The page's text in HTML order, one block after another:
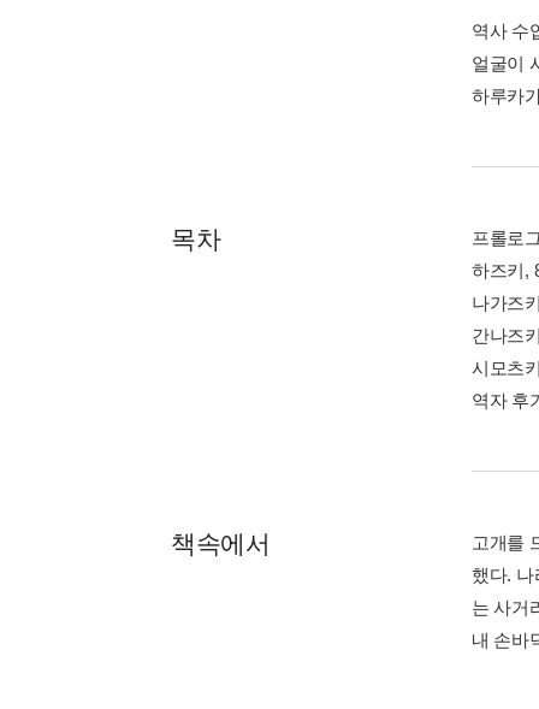
역사 수
얼굴이
하루카
목차
프롤로
하즈키,
나가즈
간나즈
시모츠
역자 후
책속에서
고개를
했다.
는 사거
내 손바